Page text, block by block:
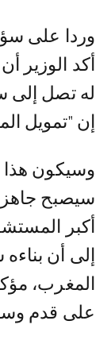
وردا على
أكد الوزير
له تصل إلى
إن "تمويل
وسيكون هذا
سيصبح
أكبر
إلى أن
المغرب،
على قدم